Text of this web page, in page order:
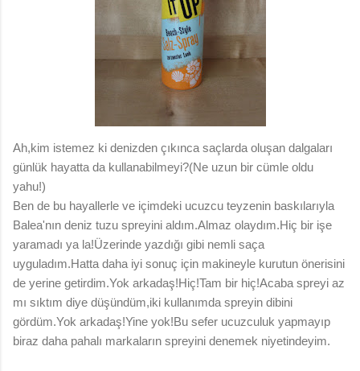
Ah,kim istemez ki denizden çıkınca saçlarda oluşan dalgaları
günlük hayatta da kullanabilmeyi?(Ne uzun bir cümle oldu
yahu!)
Ben de bu hayallerle ve içimdeki ucuzcu teyzenin baskılarıyla
Balea'nın deniz tuzu spreyini aldım.Almaz olaydım.Hiç bir işe
yaramadı ya la!Üzerinde yazdığı gibi nemli saça
uyguladım.Hatta daha iyi sonuç için makineyle kurutun önerisini
de yerine getirdim.Yok arkadaş!Hiç!Tam bir hiç!Acaba spreyi az
mı sıktım diye düşündüm,iki kullanımda spreyin dibini
gördüm.Yok arkadaş!Yine yok!Bu sefer ucuzculuk yapmayıp
biraz daha pahalı markaların spreyini denemek niyetindeyim.